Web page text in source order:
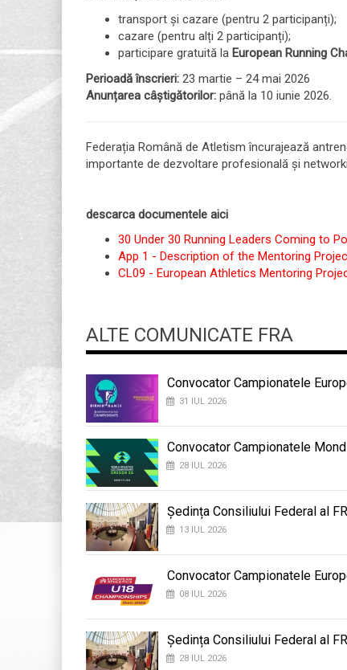
transport și cazare (pentru 2 participanți);
cazare (pentru alți 2 participanți);
participare gratuită la European Running
Perioadă înscrieri: 23 martie – 24 mai 2026
Anunțarea câștigătorilor: până la 10 iunie 2026.
Federația Română de Atletism încurajează
importante de dezvoltare profesională și
descarca documentele aici
30 Under 30 Running Leaders Coming to
App 1 - Description of the Mentoring
CL09 - European Athletics Mentoring
ALTE COMUNICATE FRA
Convocator Campionatele
31 IUL 2026
Convocator Campionatele
28 IUL 2026
Ședința Consiliului Federal al
13 IUL 2026
Convocator Campionatele
08 IUL 2026
Ședința Consiliului Federal al
28 IUL 2026